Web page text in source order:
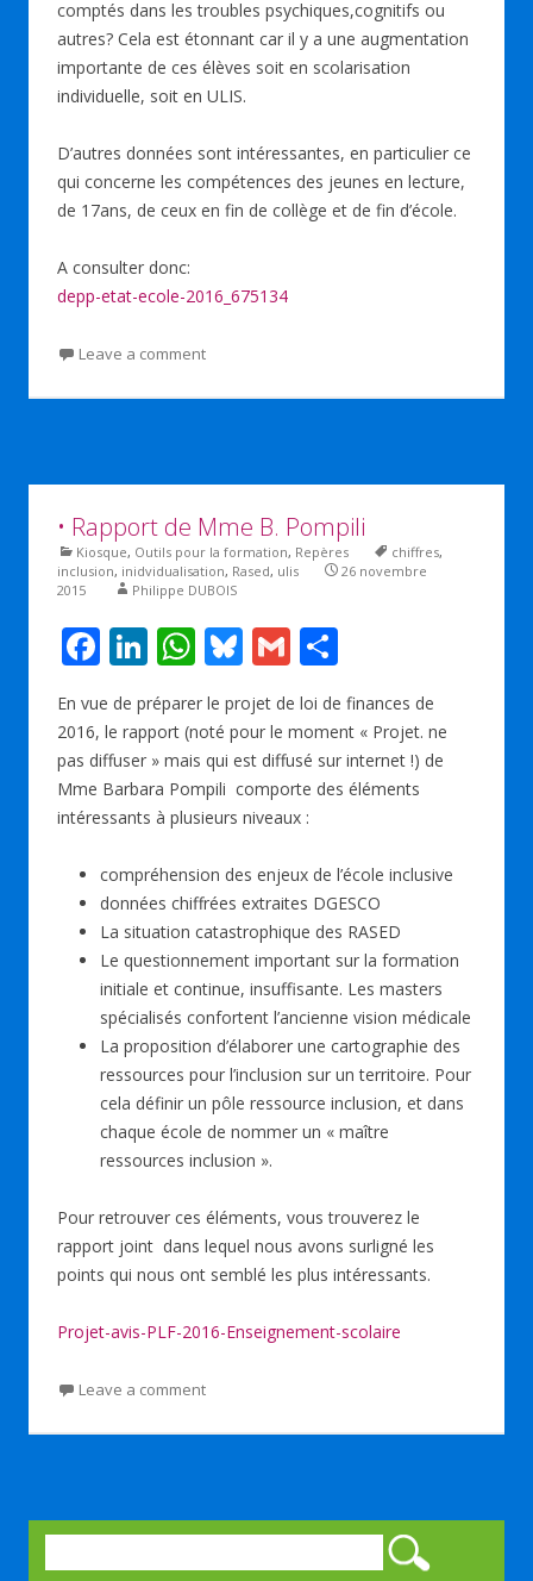
comptés dans les troubles psychiques,cognitifs ou
autres? Cela est étonnant car il y a une augmentation
importante de ces élèves soit en scolarisation
individuelle, soit en ULIS.
D’autres données sont intéressantes, en particulier ce
qui concerne les compétences des jeunes en lecture,
de 17ans, de ceux en fin de collège et de fin d’école.
A consulter donc:
depp-etat-ecole-2016_675134
Leave a comment
• Rapport de Mme B. Pompili
Kiosque, Outils pour la formation, Repères chiffres,
inclusion, inidvidualisation, Rased, ulis
26 novembre
2015
Philippe DUBOIS
F
ac
e
b
o
o
k
Li
n
k
e
dI
n
W
h
at
s
A
p
p
Bl
u
e
sk
y
G
m
ai
l
ar
ta
g
er
En vue de préparer le projet de loi de finances de
2016, le rapport (noté pour le moment « Projet. ne
pas diffuser » mais qui est diffusé sur internet !) de
Mme Barbara Pompili comporte des éléments
intéressants à plusieurs niveaux :
compréhension des enjeux de l’école inclusive
données chiffrées extraites DGESCO
La situation catastrophique des RASED
Le questionnement important sur la formation
initiale et continue, insuffisante. Les masters
spécialisés confortent l’ancienne vision médicale
La proposition d’élaborer une cartographie des
ressources pour l’inclusion sur un territoire. Pour
cela définir un pôle ressource inclusion, et dans
chaque école de nommer un « maître
ressources inclusion ».
Pour retrouver ces éléments, vous trouverez le
rapport joint dans lequel nous avons surligné les
points qui nous ont semblé les plus intéressants.
Projet-avis-PLF-2016-Enseignement-scolaire
Leave a comment